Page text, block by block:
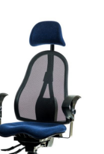
имеет
несколько
вариаций.
Опции
можно
выбрать
на
странице
товара.